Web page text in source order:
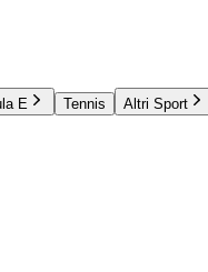
E Tennis Altri Sport